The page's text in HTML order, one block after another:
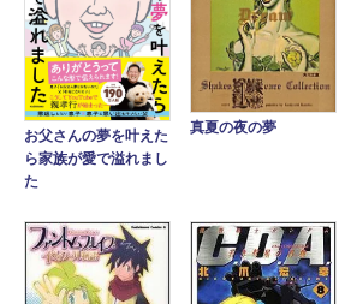
お父さんの夢を叶えた
ら家族が愛で溢れまし
た
真夏の夜の夢